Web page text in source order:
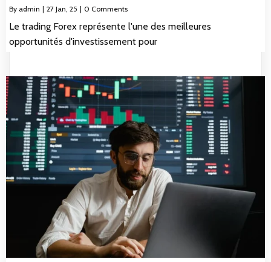
By admin | 27 Jan, 25 | 0 Comments
Le trading Forex représente l'une des meilleures
opportunités d'investissement pour